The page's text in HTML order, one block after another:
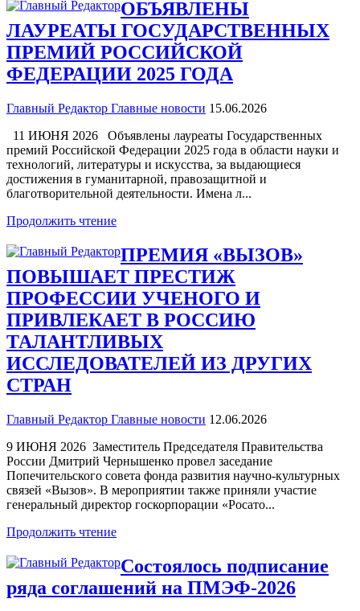
ОБЪЯВЛЕНЫ
ЛАУРЕАТЫ ГОСУДАРСТВЕННЫХ
ПРЕМИЙ РОССИЙСКОЙ
ФЕДЕРАЦИИ 2025 ГОДА
Главный Редактор Главные новости 15.06.2026
11 ИЮНЯ 2026 Объявлены лауреаты Государственных
премий Российской Федерации 2025 года в области науки и
технологий, литературы и искусства, за выдающиеся
достижения в гуманитарной, правозащитной и
благотворительной деятельности. Имена л...
Продолжить чтение
ПРЕМИЯ «ВЫЗОВ»
ПОВЫШАЕТ ПРЕСТИЖ
ПРОФЕССИИ УЧЕНОГО И
ПРИВЛЕКАЕТ В РОССИЮ
ТАЛАНТЛИВЫХ
ИССЛЕДОВАТЕЛЕЙ ИЗ ДРУГИХ
СТРАН
Главный Редактор Главные новости 12.06.2026
9 ИЮНЯ 2026 Заместитель Председателя Правительства
России Дмитрий Чернышенко провел заседание
Попечительского совета фонда развития научно-культурных
связей «Вызов». В мероприятии также приняли участие
генеральный директор госкорпорации «Росато...
Продолжить чтение
Состоялось подписание
ряда соглашений на ПМЭФ-2026